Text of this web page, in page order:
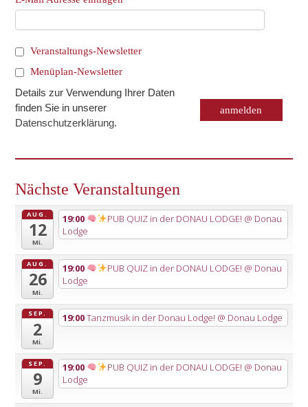
Veranstaltungs-Newsletter
Menüplan-Newsletter
Details zur Verwendung Ihrer Daten
finden Sie in unserer
Datenschutzerklärung.
Nächste Veranstaltungen
AUG.
12
Mi.
19:00 PUB QUIZ in der DONAU LODGE! @ Donau
Lodge
AUG.
26
Mi.
19:00 PUB QUIZ in der DONAU LODGE! @ Donau
Lodge
SEP.
2
Mi.
19:00Tanzmusik in der Donau Lodge! @ Donau Lodge
SEP.
9
Mi.
19:00 PUB QUIZ in der DONAU LODGE! @ Donau
Lodge